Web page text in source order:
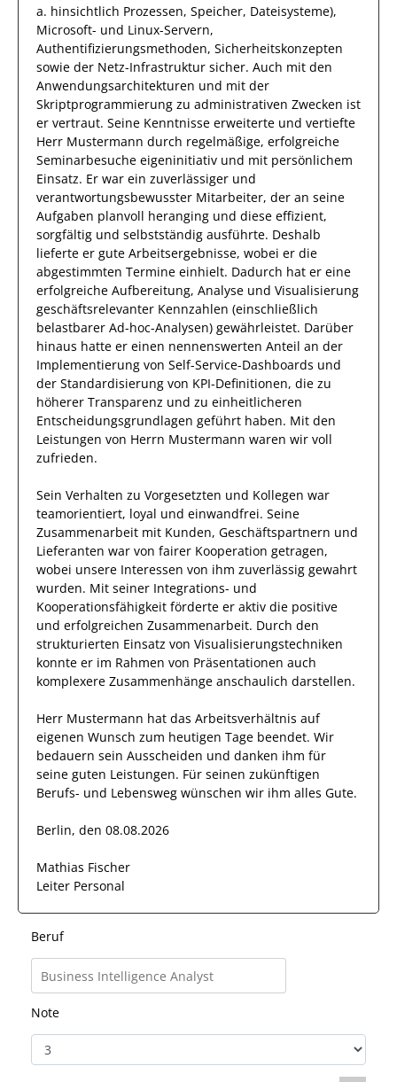
a. hinsichtlich Prozessen, Speicher, Dateisysteme),
Microsoft- und Linux-Servern,
Authentifizierungsmethoden, Sicherheitskonzepten
sowie der Netz-Infrastruktur sicher. Auch mit den
Anwendungsarchitekturen und mit der
Skriptprogrammierung zu administrativen Zwecken ist
er vertraut. Seine Kenntnisse erweiterte und vertiefte
Herr Mustermann durch regelmäßige, erfolgreiche
Seminarbesuche eigeninitiativ und mit persönlichem
Einsatz. Er war ein zuverlässiger und
verantwortungsbewusster Mitarbeiter, der an seine
Aufgaben planvoll heranging und diese effizient,
sorgfältig und selbstständig ausführte. Deshalb
lieferte er gute Arbeitsergebnisse, wobei er die
abgestimmten Termine einhielt. Dadurch hat er eine
erfolgreiche Aufbereitung, Analyse und Visualisierung
geschäftsrelevanter Kennzahlen (einschließlich
belastbarer Ad-hoc-Analysen) gewährleistet. Darüber
hinaus hatte er einen nennenswerten Anteil an der
Implementierung von Self-Service-Dashboards und
der Standardisierung von KPI-Definitionen, die zu
höherer Transparenz und zu einheitlicheren
Entscheidungsgrundlagen geführt haben. Mit den
Leistungen von Herrn Mustermann waren wir voll
zufrieden.
Sein Verhalten zu Vorgesetzten und Kollegen war
teamorientiert, loyal und einwandfrei. Seine
Zusammenarbeit mit Kunden, Geschäftspartnern und
Lieferanten war von fairer Kooperation getragen,
wobei unsere Interessen von ihm zuverlässig gewahrt
wurden. Mit seiner Integrations- und
Kooperationsfähigkeit förderte er aktiv die positive
und erfolgreichen Zusammenarbeit. Durch den
strukturierten Einsatz von Visualisierungstechniken
konnte er im Rahmen von Präsentationen auch
komplexere Zusammenhänge anschaulich darstellen.
Herr Mustermann hat das Arbeitsverhältnis auf
eigenen Wunsch zum heutigen Tage beendet. Wir
bedauern sein Ausscheiden und danken ihm für
seine guten Leistungen. Für seinen zukünftigen
Berufs- und Lebensweg wünschen wir ihm alles Gute.
Berlin, den 08.08.2026
Mathias Fischer
Leiter Personal
Beruf
Note